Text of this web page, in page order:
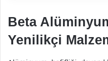
Beta
Yenilikçi